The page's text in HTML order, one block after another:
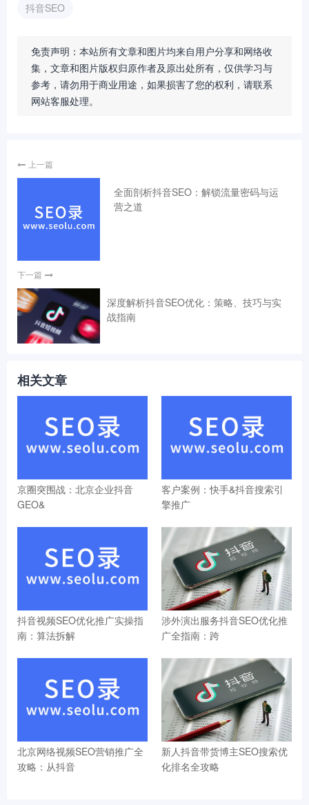
抖音SEO
免责声明：本站所有文章和图片均来自用户分享和网络收
集，文章和图片版权归原作者及原出处所有，仅供学习与
参考，请勿用于商业用途，如果损害了您的权利，请联系
网站客服处理。
上一篇
全面剖析抖音SEO：解锁流量密码与运
营之道
下一篇
深度解析抖音SEO优化：策略、技巧与实
战指南
相关文章
京圈突围战：北京企业抖音
GEO&
客户案例：快手&抖音搜索引
擎推广
抖音视频SEO优化推广实操指
南：算法拆解
涉外演出服务抖音SEO优化推
广全指南：跨
北京网络视频SEO营销推广全
攻略：从抖音
新人抖音带货博主SEO搜索优
化排名全攻略